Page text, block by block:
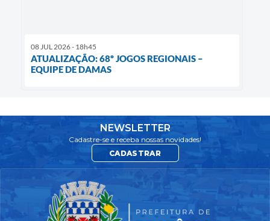
08 JUL 2026 - 18h45
ATUALIZAÇÃO: 68º JOGOS REGIONAIS –
EQUIPE DE DAMAS
NEWSLETTER
Cadastre-se e receba nossas novidades!
CADASTRAR